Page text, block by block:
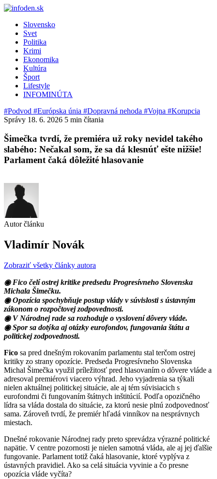
Slovensko
Svet
Politika
Krimi
Ekonomika
Kultúra
Šport
Lifestyle
INFOMINÚTA
#Podvod #Európska únia #Dopravná nehoda #Vojna #Korupcia
Správy 18. 6. 2026 5 min čítania
Šimečka tvrdí, že premiéra už roky nevidel takého
slabého: Nečakal som, že sa dá klesnúť ešte nižšie!
Parlament čaká dôležité hlasovanie
Autor článku
Vladimír Novák
Zobraziť všetky články autora
◉ Fico čelí ostrej kritike predsedu Progresívneho Slovenska
Michala Šimečku.
◉ Opozícia spochybňuje postup vlády v súvislosti s ústavným
zákonom o rozpočtovej zodpovednosti.
◉ V Národnej rade sa rozhoduje o vyslovení dôvery vláde.
◉ Spor sa dotýka aj otázky eurofondov, fungovania štátu a
politickej zodpovednosti.
Fico sa pred dnešným rokovaním parlamentu stal terčom ostrej
kritiky zo strany opozície. Predseda Progresívneho Slovenska
Michal Šimečka využil príležitosť pred hlasovaním o dôvere vláde a
adresoval premiérovi viacero výhrad. Jeho vyjadrenia sa týkali
nielen aktuálnej politickej situácie, ale aj tém súvisiacich s
eurofondmi či fungovaním štátnych inštitúcií. Podľa opozičného
lídra sa vláda dostala do situácie, za ktorú nesie plnú zodpovednosť
sama. Zároveň tvrdí, že premiér hľadá vinníkov na nesprávnych
miestach.
Dnešné rokovanie Národnej rady preto sprevádza výrazné politické
napätie. V centre pozornosti je nielen samotná vláda, ale aj jej ďalšie
fungovanie. Parlament totiž čaká hlasovanie, ktoré vyplýva z
ústavných pravidiel. Ako sa celá situácia vyvinie a čo presne
opozícia vláde vyčíta?